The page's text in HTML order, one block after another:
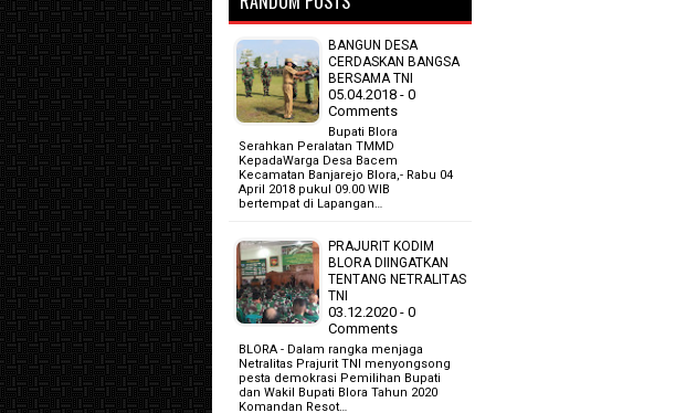
BANGUN DESA
CERDASKAN BANGSA
BERSAMA TNI
05.04.2018 - 0
Comments
Bupati Blora
Serahkan Peralatan TMMD
KepadaWarga Desa Bacem
Kecamatan Banjarejo Blora,- Rabu 04
April 2018 pukul 09.00 WIB
bertempat di Lapangan…
PRAJURIT KODIM
BLORA DIINGATKAN
TENTANG NETRALITAS
TNI
03.12.2020 - 0
Comments
BLORA - Dalam rangka menjaga
Netralitas Prajurit TNI menyongsong
pesta demokrasi Pemilihan Bupati
dan Wakil Bupati Blora Tahun 2020
Komandan Resot…